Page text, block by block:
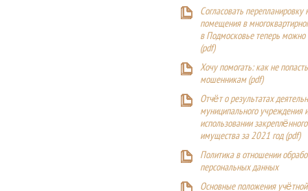
Согласовать перепланировку
помещения в
в Подмосковье теперь можно
(pdf)
Хочу помогать: как не
мошенникам (pdf)
Отчёт о результатах
муниципального учреждения
использовании
имущества за 2021 год (pdf)
Политика в отношении
персональных данных
Основные положения